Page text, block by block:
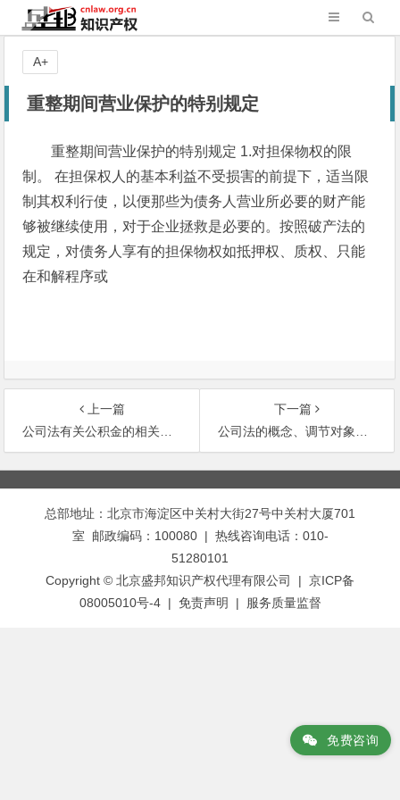
重整期间营业保护的特别规定
重整期间营业保护的特别规定 1.对担保物权的限
制。 在担保权人的基本利益不受损害的前提下，适当限
制其权利行使，以便那些为债务人营业所必要的财产能
够被继续使用，对于企业拯救是必要的。按照破产法的
规定，对债务人享有的担保物权如抵押权、质权、只能
在和解程序或
A+
上一篇
公司法有关公积金的相关规定
下一篇
公司法的概念、调节对象和性质
文
章
总部地址：北京市海淀区中关村大街27号中关村大厦701
室 邮政编码：100080 | 热线咨询电话：010-
51280101
Copyright © 北京盛邦知识产权代理有限公司 | 京ICP备
08005010号-4 | 免责声明 | 服务质量监督
免费咨询